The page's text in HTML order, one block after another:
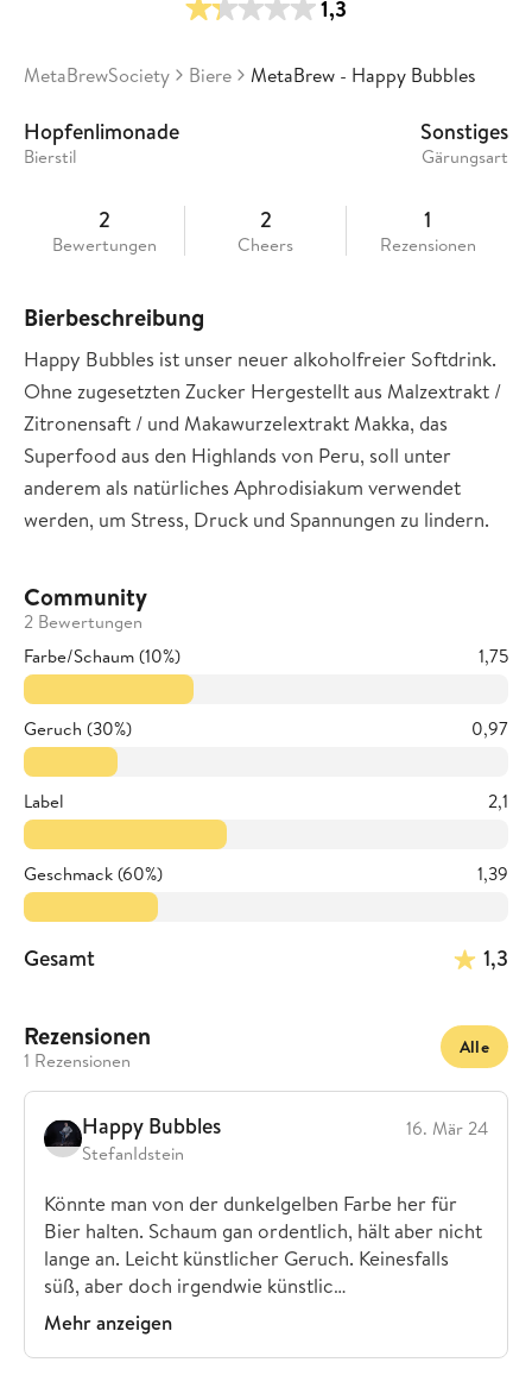
1,3
MetaBrewSociety Biere MetaBrew - Happy Bubbles
Hopfenlimonade
Bierstil
Sonstiges
Gärungsart
2
Bewertungen
2
Cheers
1
Rezensionen
Bierbeschreibung
Happy Bubbles ist unser neuer alkoholfreier Softdrink.
Ohne zugesetzten Zucker Hergestellt aus Malzextrakt /
Zitronensaft / und Makawurzelextrakt Makka, das
Superfood aus den Highlands von Peru, soll unter
anderem als natürliches Aphrodisiakum verwendet
werden, um Stress, Druck und Spannungen zu lindern.
Community
2 Bewertungen
Farbe/Schaum (10%)
1,75
Geruch (30%) 0,97
Label 2,1
Geschmack (60%) 1,39
Gesamt 1,3
Rezensionen
1 Rezensionen
Alle
Happy Bubbles
StefanIdstein
16. Mär 24
Könnte man von der dunkelgelben Farbe her für
Bier halten. Schaum gan ordentlich, hält aber nicht
lange an. Leicht künstlicher Geruch. Keinesfalls
süß, aber doch irgendwie künstlic…
Mehr anzeigen